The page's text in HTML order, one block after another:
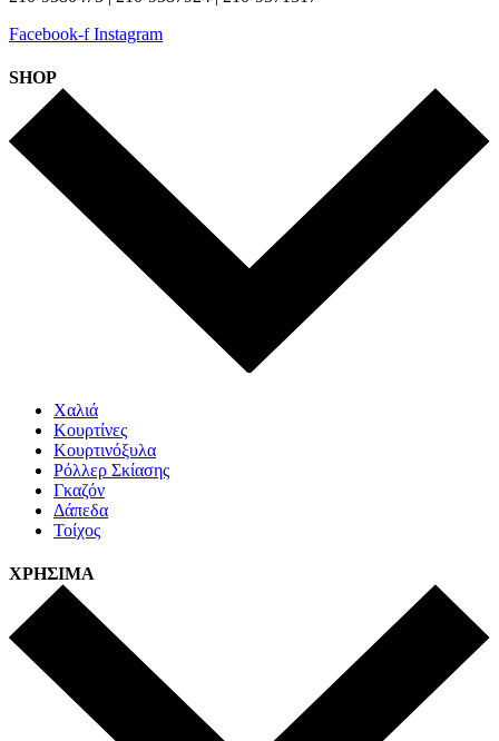
Facebook-f Instagram
SHOP
Χαλιά
Κουρτίνες
Κουρτινόξυλα
Ρόλλερ Σκίασης
Γκαζόν
Δάπεδα
Τοίχος
ΧΡΗΣΙΜΑ